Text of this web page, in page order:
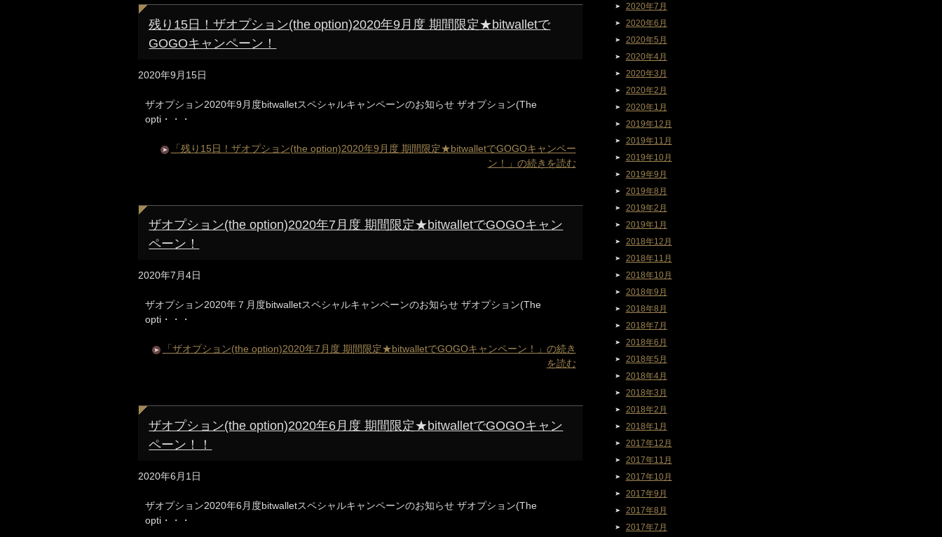
残り15日！ザオプション(the option)2020年9月度 期間限定★bitwalletで
GOGOキャンペーン！
2020年9月15日
ザオプション2020年9月度bitwalletスペシャルキャンペーンのお知らせ ザオプション(The
opti・・・
「残り15日！ザオプション(the option)2020年9月度 期間限定★bitwalletでGOGOキャンペー
ン！」の続きを読む
ザオプション(the option)2020年7月度 期間限定★bitwalletでGOGOキャン
ペーン！
2020年7月4日
ザオプション2020年７月度bitwalletスペシャルキャンペーンのお知らせ ザオプション(The
opti・・・
「ザオプション(the option)2020年7月度 期間限定★bitwalletでGOGOキャンペーン！」の続き
を読む
ザオプション(the option)2020年6月度 期間限定★bitwalletでGOGOキャン
ペーン！！
2020年6月1日
ザオプション2020年6月度bitwalletスペシャルキャンペーンのお知らせ ザオプション(The
opti・・・
2020年7月
2020年6月
2020年5月
2020年4月
2020年3月
2020年2月
2020年1月
2019年12月
2019年11月
2019年10月
2019年9月
2019年8月
2019年2月
2019年1月
2018年12月
2018年11月
2018年10月
2018年9月
2018年8月
2018年7月
2018年6月
2018年5月
2018年4月
2018年3月
2018年2月
2018年1月
2017年12月
2017年11月
2017年10月
2017年9月
2017年8月
2017年7月